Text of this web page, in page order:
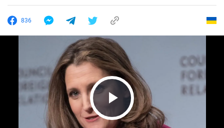
836
Play Video